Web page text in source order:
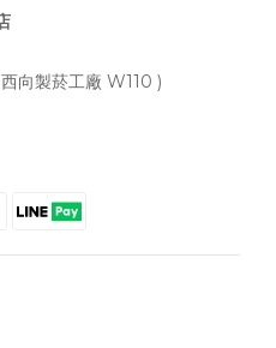
向製菸工廠 W110 )